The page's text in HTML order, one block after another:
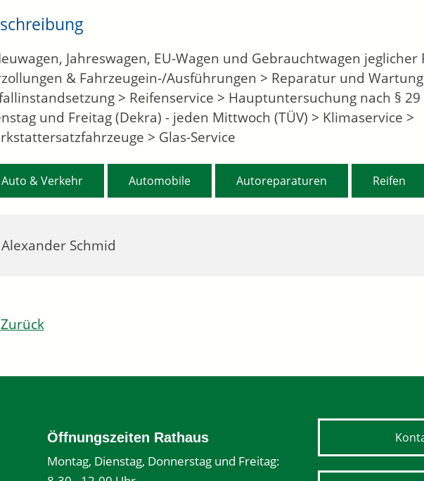
Alexander Schmid
Jahreswagen, EU-Wagen und Gebrauchtwagen jeglicher
& Fahrzeugein-/Ausführungen > Reparatur und
> Reifenservice > Hauptuntersuchung nach § 29
und Freitag (Dekra) - jeden Mittwoch (TÜV) > Klimaservice >
> Glas-Service
Auto & Verkehr Automobile Autoreparaturen Reifen
Zurück
Öffnungszeiten Rathaus
Montag, Dienstag, Donnerstag und Freitag: